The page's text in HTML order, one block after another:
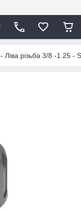
Ліва різьба 3/8 -1.25